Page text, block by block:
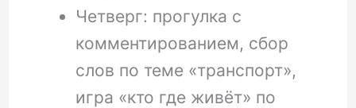
Четверг: прогулка с
комментированием, сбор
слов по теме «транспорт»,
игра «кто где живёт» по